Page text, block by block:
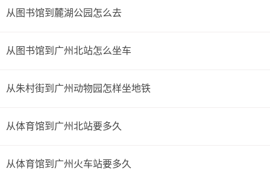
车陂南站；步行236米；车陂南站(A口)乘地铁4号线(南沙客
从图书馆到麓湖公园怎么去
从图书馆到广州北站怎么坐车
从朱村街到广州动物园怎样坐地铁
从体育馆到广州北站要多久
从体育馆到广州火车站要多久